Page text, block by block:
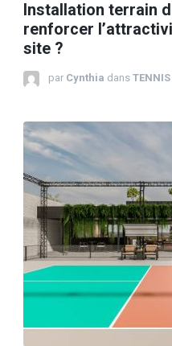
Installation terrain
renforcer
site ?
par Cynthia dans TENNIS